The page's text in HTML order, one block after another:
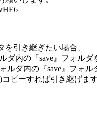
引き継ぎたい場合、
ダ内の『save』フォルダ
ダ内の『save』フォル
ピーすれば引き継げます